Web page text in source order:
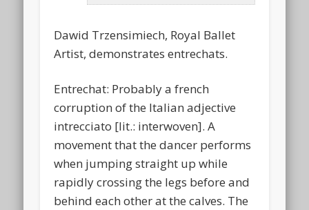
Dawid Trzensimiech, Royal Ballet
Artist, demonstrates entrechats.
Entrechat: Probably a french
corruption of the Italian adjective
intrecciato [lit.: interwoven]. A
movementthat the dancer performs
when jumping straight up while
rapidly crossing the legs before and
behind each other at the calves. The